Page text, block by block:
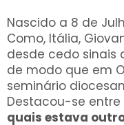
Nascido a 8 de
Como, Itália,
desde cedo sinais
de modo que em
seminário
Destacou-se entre
quais estava